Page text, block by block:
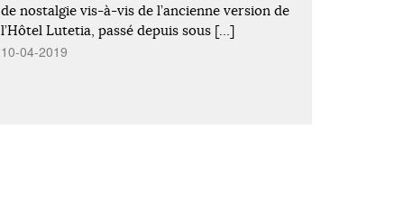
de nostalgie vis-à-vis de l’ancienne version de
l’Hôtel Lutetia, passé depuis sous […]
10-04-2019